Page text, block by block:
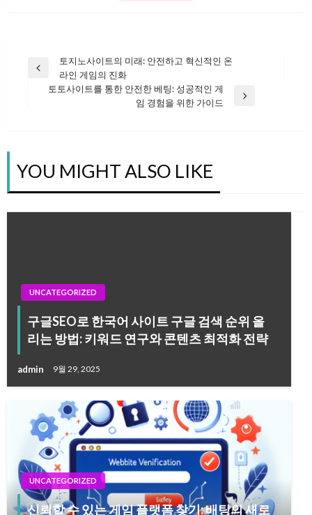
글
Previous
토지노사이트의 미래: 안전하고 혁신적인 온
라인 게임의 진화
토토사이트를 통한 안전한 베팅: 성공적인 게
임 경험을 위한 가이드
YOU MIGHT ALSO LIKE
UNCATEGORIZED
구글SEO로 한국어 사이트 구글 검색 순위 올
리는 방법: 키워드 연구와 콘텐츠 최적화 전략
admin 9월 29, 2025
UNCATEGORIZED
신뢰할 수 있는 게임 플랫폼 찾기: 배팅의 새로